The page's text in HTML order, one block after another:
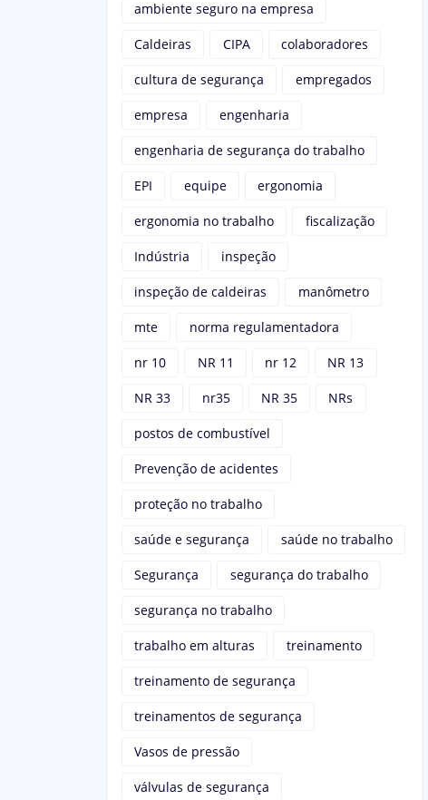
ambiente seguro na empresa
Caldeiras CIPA colaboradores
cultura de segurança empregados
empresa engenharia
engenharia de segurança do trabalho
EPI equipe ergonomia
ergonomia no trabalho fiscalização
Indústria inspeção
inspeção de caldeiras manômetro
mte norma regulamentadora
nr 10 NR 11 nr 12 NR 13
NR 33 nr35 NR 35 NRs
postos de combustível
Prevenção de acidentes
proteção no trabalho
saúde e segurança saúde no trabalho
Segurança segurança do trabalho
segurança no trabalho
trabalho em alturas treinamento
treinamento de segurança
treinamentos de segurança
Vasos de pressão
válvulas de segurança